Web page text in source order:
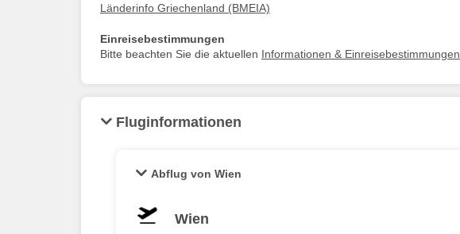
Länderinfo Griechenland (BMEIA)
Einreisebestimmungen
Bitte beachten Sie die aktuellen Informationen & Einreisebestimmungen
Fluginformationen
Abflug von Wien
Wien